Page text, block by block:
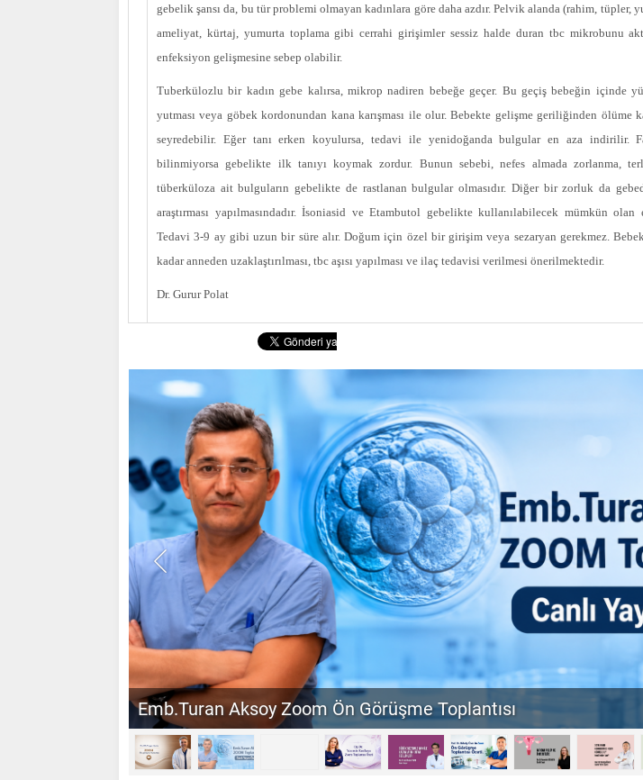
gebelik şansı da, bu tür problemi olmayan kadınlara göre daha azdır. Pelvik alanda (rahim, tüpler,
ameliyat, kürtaj, yumurta toplama gibi cerrahi girişimler sessiz halde duran tbc mikrobunu
enfeksiyon gelişmesine sebep olabilir.
Tuberkülozlu bir kadın gebe kalırsa, mikrop nadiren bebeğe geçer. Bu geçiş bebeğin içinde
yutması veya göbek kordonundan kana karışması ile olur. Bebekte gelişme geriliğinden ölüme
seyredebilir. Eğer tanı erken koyulursa, tedavi ile yenidoğanda bulgular en aza indirilir.
bilinmiyorsa gebelikte ilk tanıyı koymak zordur. Bunun sebebi, nefes almada zorlanma,
tüberküloza ait bulguların gebelikte de rastlanan bulgular olmasıdır. Diğer bir zorluk da
araştırması yapılmasındadır. İsoniasid ve Etambutol gebelikte kullanılabilecek mümkün
Tedavi 3-9 ay gibi uzun bir süre alır. Doğum için özel bir girişim veya sezaryan gerekmez.
kadar anneden uzaklaştırılması, tbc aşısı yapılması ve ilaç tedavisi verilmesi önerilmektedir.
Dr. Gurur Polat
Aksoy Zoom Ön Görüşme Toplantısı